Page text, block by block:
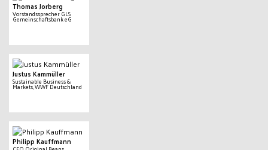
Thomas Jorberg
Vorstandssprecher GLS
Gemeinschaftsbank eG
Justus Kammüller
Sustainable Business &
Markets, WWF Deutschland
Philipp Kauffmann